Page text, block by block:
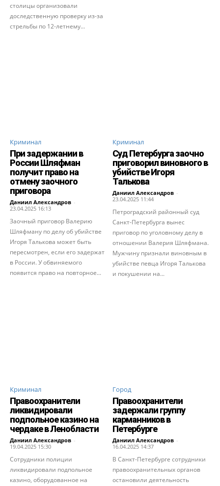
столицы организовали
доследственную проверку из-за
стрельбы по 12-летнему...
Криминал
При задержании в
России Шляфман
получит право на
отмену заочного
приговора
Даниил Александров -
23.04.2025 16:13
Заочный приговор Валерию
Шляфману по делу об убийстве
Игоря Талькова может быть
пересмотрен, если его задержат
в России. У обвиняемого
появится право на повторное...
Криминал
Суд Петербурга заочно
приговорил виновного в
убийстве Игоря
Талькова
Даниил Александров -
23.04.2025 11:44
Петроградский районный суд
Санкт-Петербурга вынес
приговор по уголовному делу в
отношении Валерия Шляфмана.
Мужчину признали виновным в
убийстве певца Игоря Талькова
и покушении на...
Криминал
Правоохранители
ликвидировали
подпольное казино на
чердаке в Ленобласти
Даниил Александров -
19.04.2025 15:30
Сотрудники полиции
ликвидировали подпольное
казино, оборудованное на
Город
Правоохранители
задержали группу
карманников в
Петербурге
Даниил Александров -
16.04.2025 14:37
В Санкт-Петербурге сотрудники
правоохранительных органов
остановили деятельность